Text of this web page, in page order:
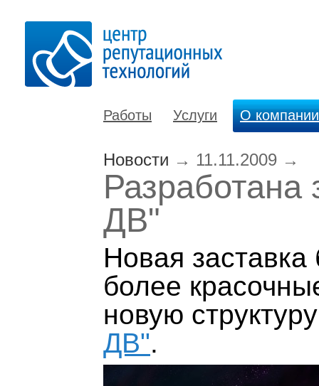
Работы Услуги О компании
Новости → 11.11.2009 →
Разработана
ДВ"
Новая
более
новую
ДВ".